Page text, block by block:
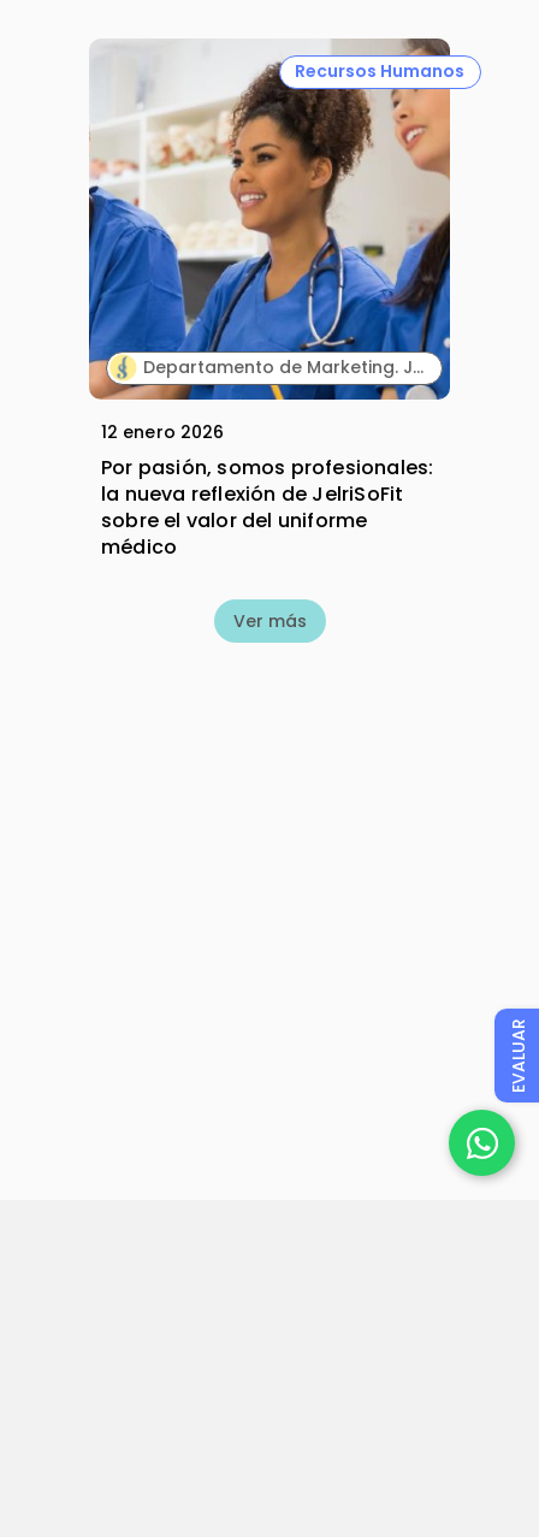
Recursos Humanos
Departamento de Marketing. JelriSoFit.
12 enero 2026
Por pasión, somos profesionales:
la nueva reflexión de JelriSoFit
sobre el valor del uniforme
médico
Ver más
EVALUAR